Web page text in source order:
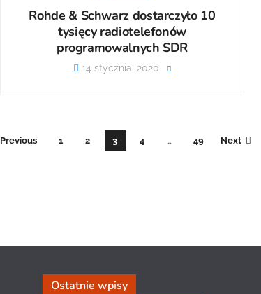
Rohde & Schwarz dostarczyło 10
tysięcy radiotelefonów
programowalnych SDR
14 stycznia, 2020
Previous 1 2 3 4 … 49 Next
Ostatnie wpisy